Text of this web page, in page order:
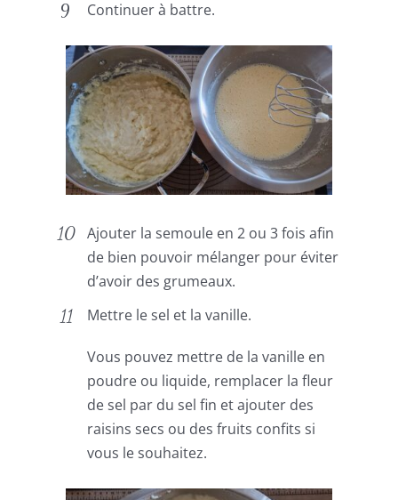
Continuer à battre.
Ajouter la semoule en 2 ou 3 fois afin
de bien pouvoir mélanger pour éviter
d’avoir des grumeaux.
Mettre le sel et la vanille.
Vous pouvez mettre de la vanille en
poudre ou liquide, remplacer la fleur
de sel par du sel fin et ajouter des
raisins secs ou des fruits confits si
vous le souhaitez.